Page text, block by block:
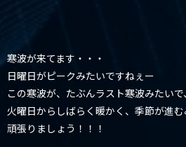
寒波が来てます・・・
日曜日がピークみたいですねぇー
この寒波が、たぶんラスト寒波みたいで、
火曜日からしばらく暖かく、季節が進む
頑張りましょう！！！